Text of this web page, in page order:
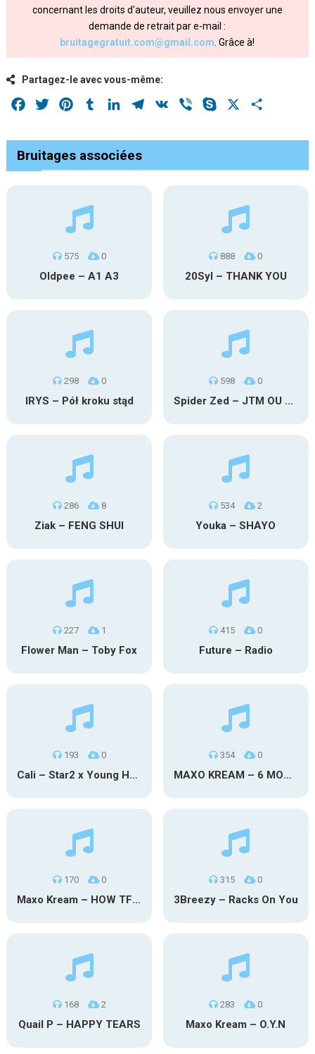
concernant les droits d'auteur, veuillez nous envoyer une
demande de retrait par e-mail :
bruitagegratuit.com@gmail.com . Grâce à!
Partagez-le avec vous-même:
Facebook
Twitter PinterestTumblrLinkedInTelegram
VK Viber Skype
Bruitages associées
575 0
Oldpee – A1 A3
888 0
20Syl – THANK YOU
298 0
IRYS – Pół kroku stąd
598 0
Spider Zed – JTM OU TG
286 8
Ziak – FENG SHUI
534 2
Youka – SHAYO
227 1
Flower Man – Toby Fox
415 0
Future – Radio
193 0
Cali – Star2 x Young Henny
354 0
MAXO KREAM – 6 MONTHS CLEAN
170 0
Maxo Kream – HOW TF I’M LUCKY
315 0
3Breezy – Racks On You
168 2
Quail P – HAPPY TEARS
283 0
Maxo Kream – O.Y.N